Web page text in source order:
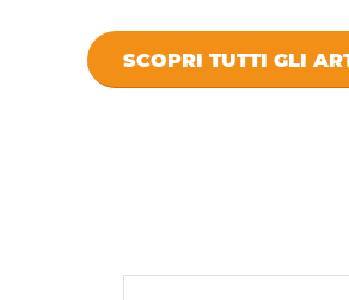
SCOPRI TUTTI GLI